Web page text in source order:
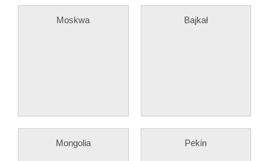
Moskwa Bajkał
Mongolia Pekin